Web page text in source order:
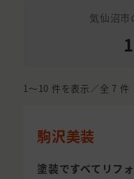
気仙沼市
1〜10 件を表示／全 7 件
駒沢美装
塗装ですべてリフ